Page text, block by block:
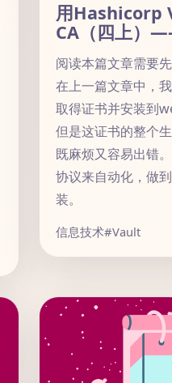
用Hashicorp
CA（四上）
阅读本篇文章需要
在上一篇文章中，
取得证书并安装到
但是这证书的整个
既麻烦又容易出错
协议来自动化，做
装。
信息技术#Vault